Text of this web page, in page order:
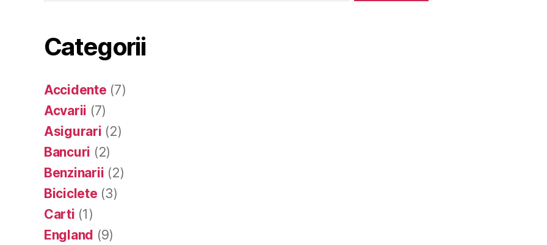
Categorii
Accidente (7)
Acvarii (7)
Asigurari (2)
Bancuri (2)
Benzinarii (2)
Biciclete (3)
Carti (1)
England (9)